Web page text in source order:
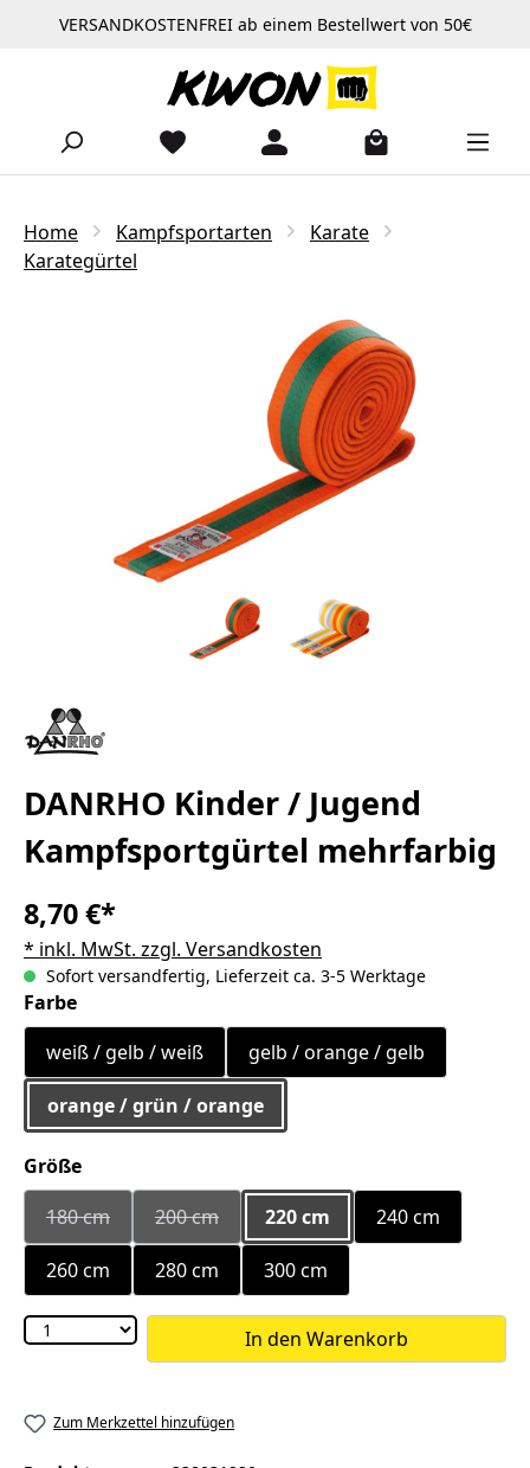
Zum Hauptinhalt springen
VERSANDKOSTENFREI ab einem Bestellwert von 50€
Home Kampfsportarten
Karate
Karategürtel
DANRHO Kinder / Jugend
Kampfsportgürtel mehrfarbig
8,70 €*
* inkl. MwSt. zzgl. Versandkosten
Sofort versandfertig, Lieferzeit ca. 3-5 Werktage
Farbeauswählen
weiß / gelb / weiß
gelb / orange / gelb
orange / grün / orange
Größeauswählen
180 cm(Diese Option ist zurzeit nicht verfügbar.)
200 cm(Diese Option ist zurzeit nicht verfügbar.)
220 cm 240 cm
260 cm 280 cm 300 cm
In den Warenkorb
Zum Merkzettel hinzufügen